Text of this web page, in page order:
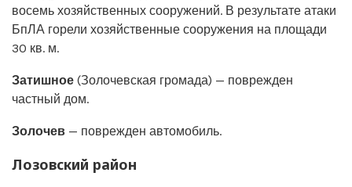
восемь хозяйственных сооружений. В результате атаки
БпЛА горели хозяйственные сооружения на площади
30 кв. м.
Затишное (Золочевская громада) — поврежден
частный дом.
Золочев — поврежден автомобиль.
Лозовский район